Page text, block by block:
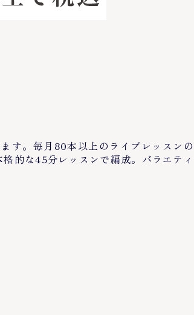
す。毎月80本以上のライブレッスンの
的な45分レッスンで編成。バラエティ